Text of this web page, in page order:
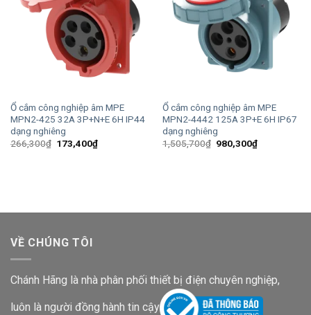
Ổ cắm công nghiệp âm MPE
MPN2-425 32A 3P+N+E 6H IP44
dạng nghiêng
266,300₫ Giá
173,400₫Giá
hiện
Ổ cắm công nghiệp âm MPE
MPN2-4442 125A 3P+E 6H IP67
dạng nghiêng
1,505,700₫ Giá
980,300₫Giá
hiện
VỀ CHÚNG TÔI
Chánh Hãng là nhà phân phối thiết bị điện chuyên nghiệp,
luôn là người đồng hành tin cậy